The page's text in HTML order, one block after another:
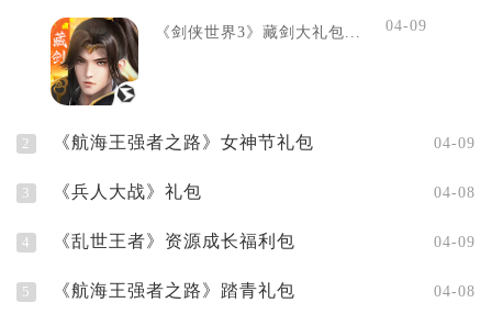
《剑侠世界3》藏剑大礼包... 04-09
2 《航海王强者之路》女神节礼包 04-09
3 《兵人大战》礼包 04-08
4 《乱世王者》资源成长福利包 04-09
5 《航海王强者之路》踏青礼包 04-08